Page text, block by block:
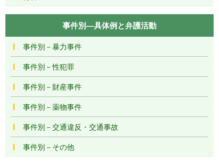
事件別―具体例と弁護活動
事件別－暴力事件
事件別－性犯罪
事件別－財産事件
事件別－薬物事件
事件別－交通違反・交通事故
事件別－その他